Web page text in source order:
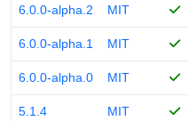
6.0.0-alpha.2 MIT
6.0.0-alpha.1 MIT
6.0.0-alpha.0 MIT
5.1.4 MIT